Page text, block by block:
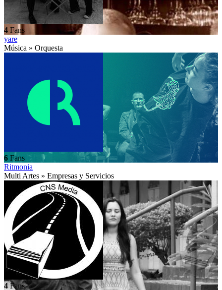
4 Fans
yare
Música » Orquesta
6 Fans
Ritmonia
Multi Artes » Empresas y Servicios
4 Fans